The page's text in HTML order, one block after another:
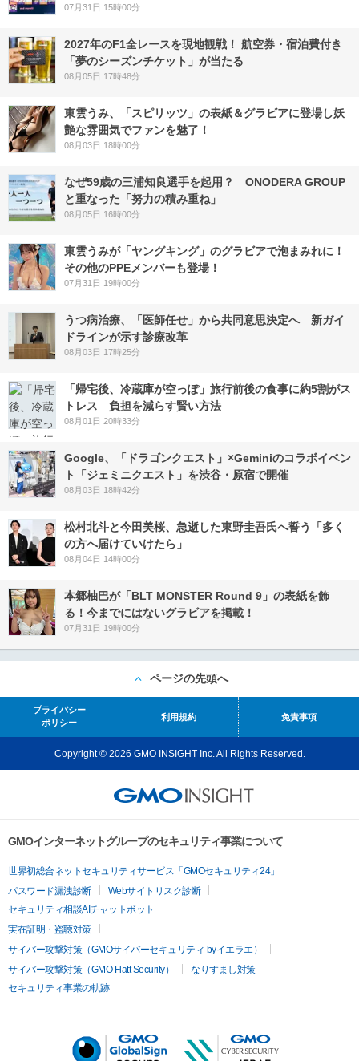
07月31日 15時00分
2027年のF1全レースを現地観戦！ 航空券・宿泊費付き
「夢のシーズンチケット」が当たる
08月05日 17時48分
東雲うみ、「スピリッツ」の表紙＆グラビアに登場し妖
艶な雰囲気でファンを魅了！
08月03日 18時00分
なぜ59歳の三浦知良選手を起用？ ONODERA GROUP
と重なった「努力の積み重ね」
08月05日 16時00分
東雲うみが「ヤングキング」のグラビアで泡まみれに！
その他のPPEメンバーも登場！
07月31日 19時00分
うつ病治療、「医師任せ」から共同意思決定へ 新ガイ
ドラインが示す診療改革
08月03日 17時25分
「帰宅後、冷蔵庫が空っぽ」旅行前後の食事に約5割がス
トレス 負担を減らす賢い方法
08月01日 20時33分
Google、「ドラゴンクエスト」×Geminiのコラボイベン
ト「ジェミニクエスト」を渋谷・原宿で開催
08月03日 18時42分
松村北斗と今田美桜、急逝した東野圭吾氏へ誓う「多く
の方へ届けていけたら」
08月04日 14時00分
本郷柚巴が「BLT MONSTER Round 9」の表紙を飾
る！今までにはないグラビアを掲載！
07月31日 19時00分
ページの先頭へ
プライバシー
ポリシー
利用規約 免責事項
Copyright © 2026 GMO INSIGHT Inc. All Rights Reserved.
GMOインターネットグループのセキュリティ事業について
世界初総合ネットセキュリティサービス「GMOセキュリティ24」
パスワード漏洩診断
Webサイトリスク診断
セキュリティ相談AIチャットボット
実在証明・盗聴対策
サイバー攻撃対策（GMOサイバーセキュリティ byイエラエ）
サイバー攻撃対策（GMO Flatt Security）
なりすまし対策
セキュリティ事業の軌跡